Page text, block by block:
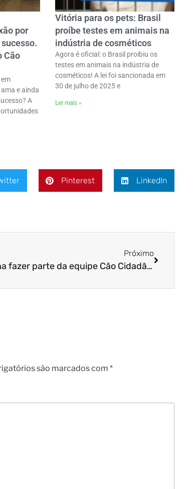
por
Cão
e ainda
A
Vitória para os pets: Brasil
proíbe testes em animais na
indústria de cosméticos
Agora é oficial: o Brasil proibiu os
testes em animais na indústria de
cosméticos! A lei foi sancionada em
30 de julho de 2025 e
Ler mais »
Pinterest LinkedIn
Próximo
Venha fazer parte da equipe Cão Cidadão!
são marcados com *